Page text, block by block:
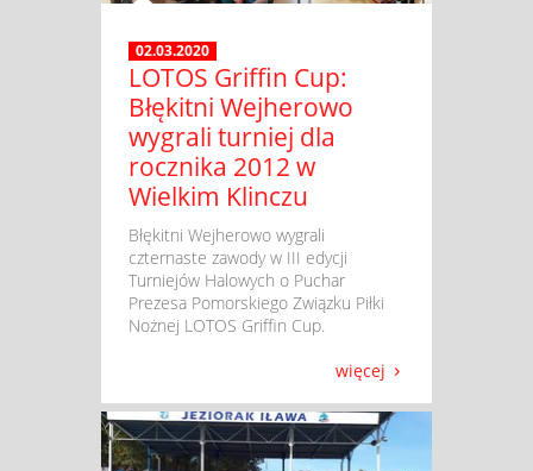
02.03.2020
LOTOS Griffin Cup:
Błękitni Wejherowo
wygrali turniej dla
rocznika 2012 w
Wielkim Klinczu
​ Błękitni Wejherowo wygrali
czternaste zawody w III edycji
Turniejów Halowych o Puchar
Prezesa Pomorskiego Związku Piłki
Nożnej LOTOS Griffin Cup.
więcej